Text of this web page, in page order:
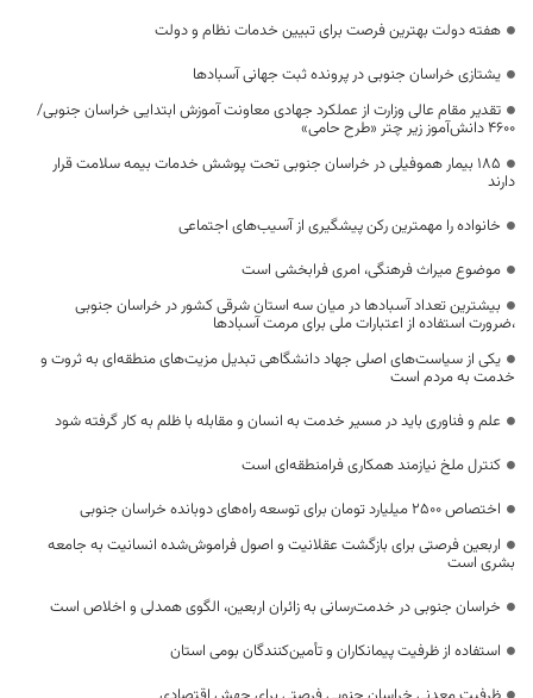
هفته دولت بهترین فرصت برای تبیین خدمات نظام و دولت
یشتازی خراسان جنوبی در پرونده ثبت جهانی آسبادها
تقدیر مقام عالی وزارت از عملکرد جهادی معاونت آموزش ابتدایی خراسان جنوبی/
۴۶۰۰ دانش‌آموز زیر چتر «طرح حامی»
۱۸۵ بیمار هموفیلی در خراسان جنوبی تحت پوشش خدمات بیمه سلامت قرار
دارند
خانواده را مهمترین رکن پیشگیری از آسیب‌های اجتماعی
موضوع میراث فرهنگی، امری فرابخشی است
بیشترین تعداد آسبادها در میان سه استان شرقی کشور در خراسان جنوبی
،ضرورت استفاده از اعتبارات ملی برای مرمت آسبادها
یکی از سیاست‌های اصلی جهاد دانشگاهی تبدیل مزیت‌های منطقه‌ای به ثروت و
خدمت به مردم است
علم و فناوری باید در مسیر خدمت به انسان و مقابله با ظلم به کار گرفته شود
کنترل ملخ نیازمند همکاری فرامنطقه‌ای است
اختصاص 2500 میلیارد تومان برای توسعه راه‌های دوبانده خراسان جنوبی
اربعین فرصتی برای بازگشت عقلانیت و اصول فراموش‌شده انسانیت به جامعه
بشری است
خراسان جنوبی در خدمت‌رسانی به زائران اربعین، الگوی همدلی و اخلاص است
استفاده از ظرفیت پیمانکاران و تأمین‌کنندگان بومی استان